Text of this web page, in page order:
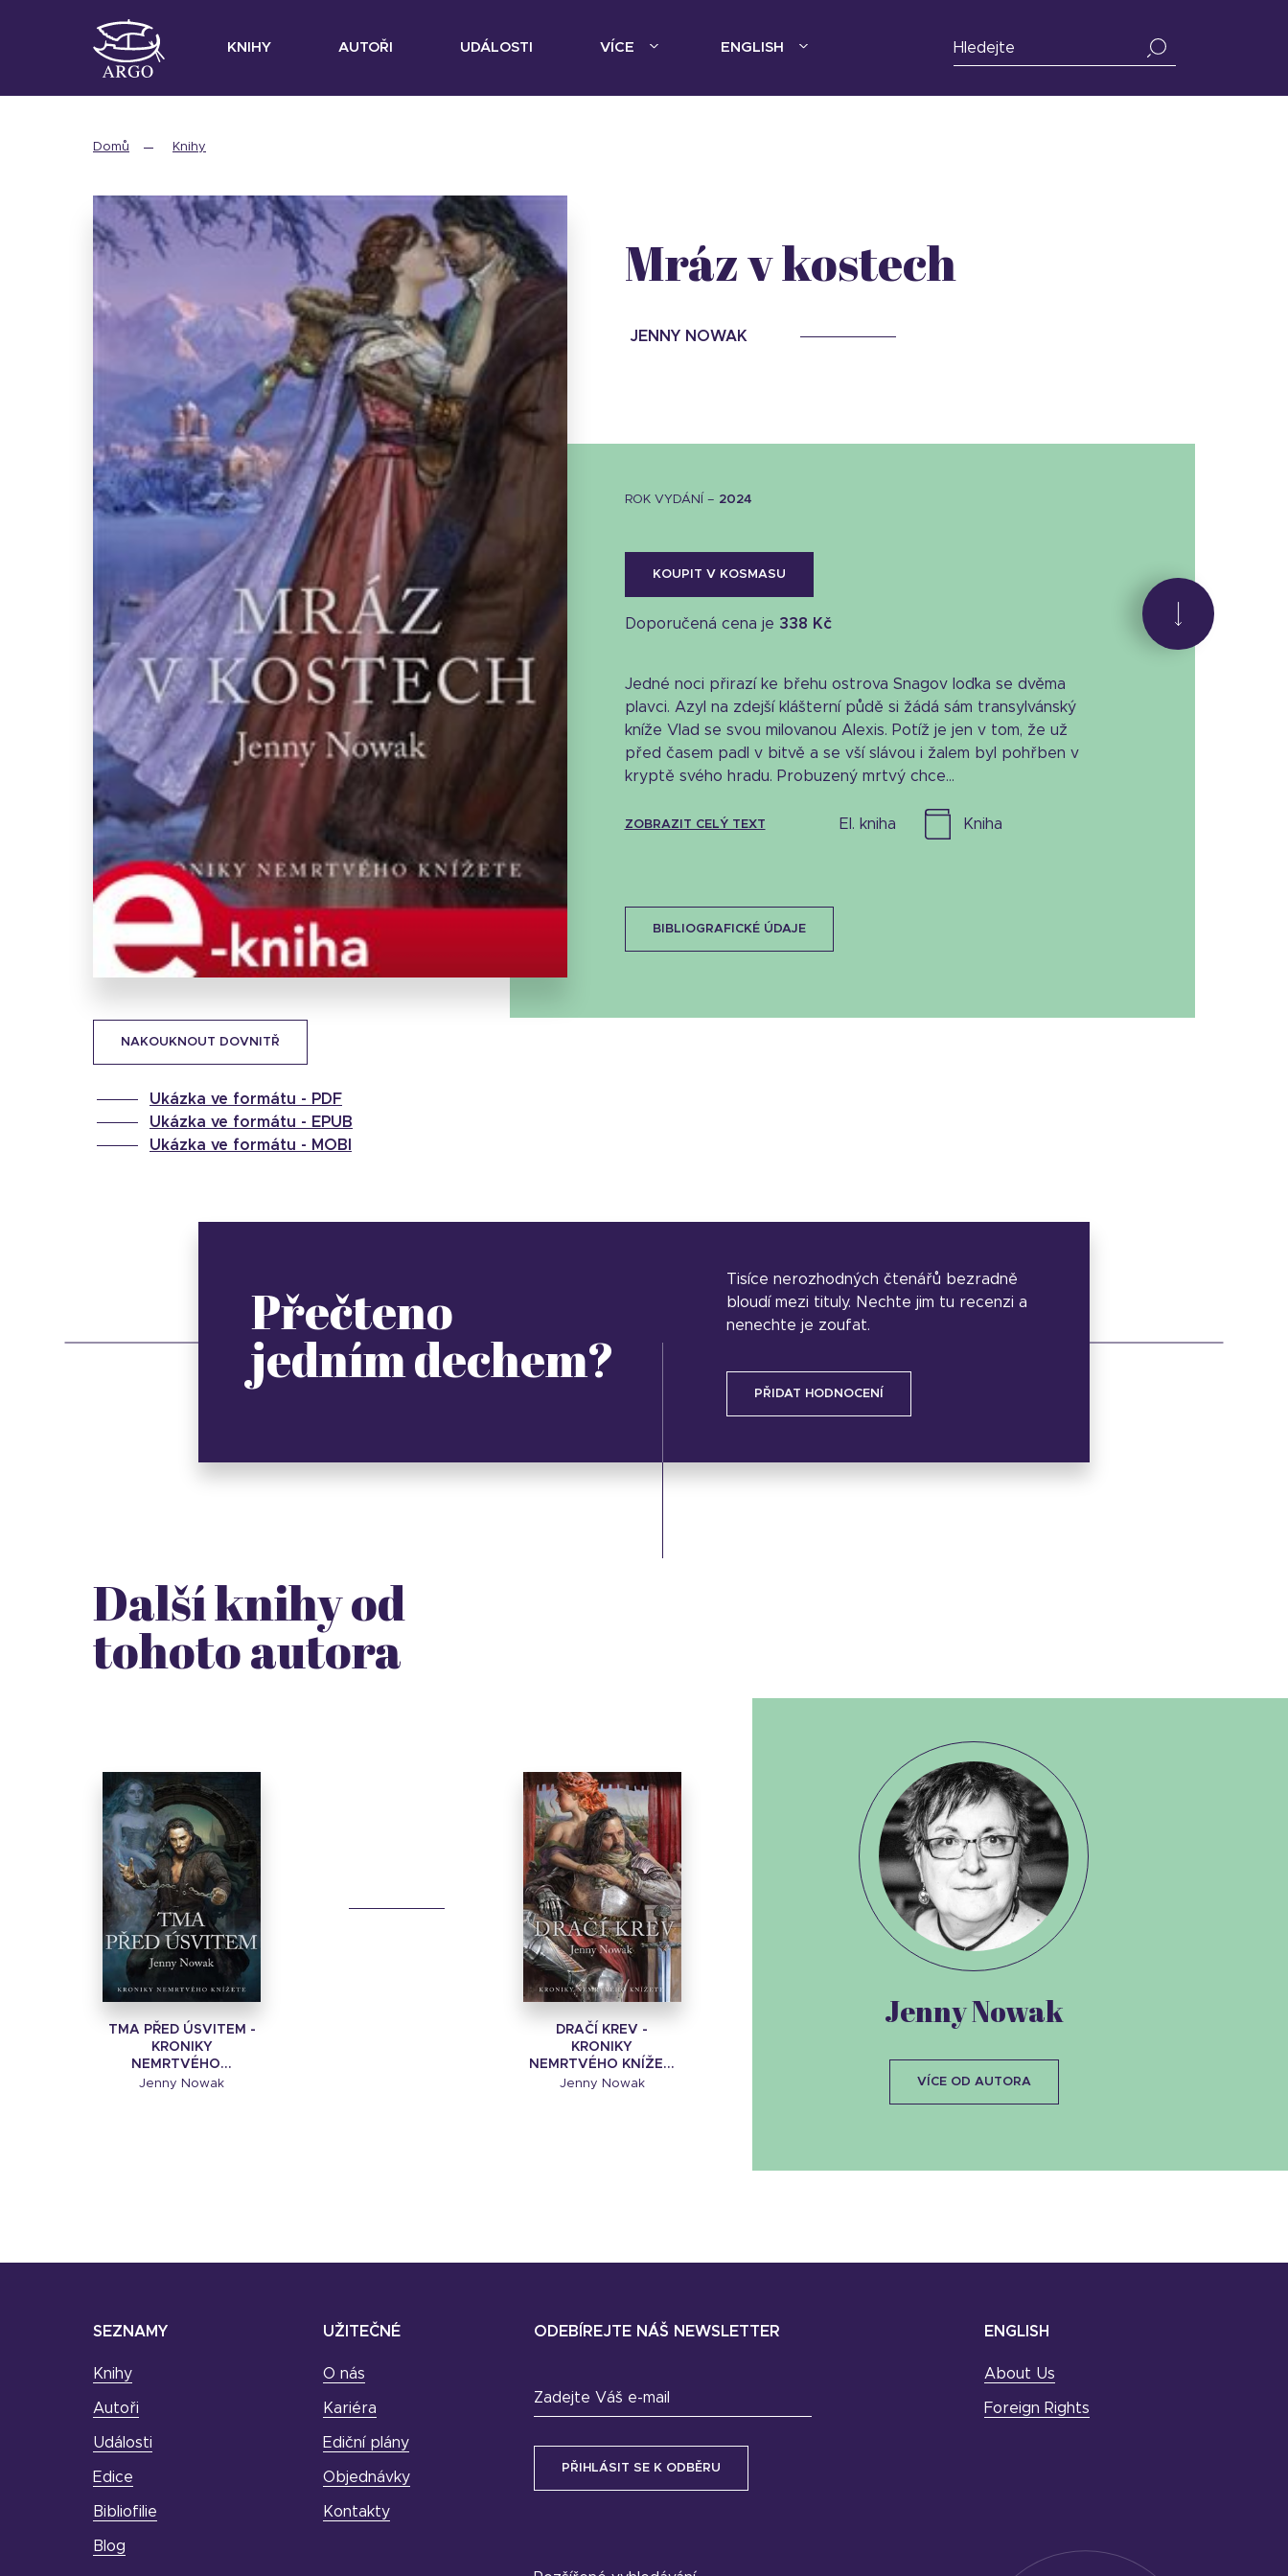
KNIHY AUTOŘI UDÁLOSTI VÍCE ENGLISH
Domů Knihy
Stáhnout obálku
NAKOUKNOUT DOVNITŘ
Ukázka ve formátu - PDF
Ukázka ve formátu - EPUB
Ukázka ve formátu - MOBI
Mráz v kostech
JENNY NOWAK
ROK VYDÁNÍ – 2024
KOUPIT V KOSMASU
Doporučená cena je 338 Kč
Jedné noci přirazí ke břehu ostrova Snagov loďka se dvěma
plavci. Azyl na zdejší klášterní půdě si žádá sám transylvánský
kníže Vlad se svou milovanou Alexis. Potíž je jen v tom, že už
před časem padl v bitvě a se vší slávou i žalem byl pohřben v
kryptě svého hradu. Probuzený mrtvý chce...
ZOBRAZIT CELÝ TEXT el. kniha kniha
BIBLIOGRAFICKÉ ÚDAJE
Přečteno
jedním dechem?
Tisíce nerozhodných čtenářů bezradně
bloudí mezi tituly. Nechte jim tu recenzi a
nenechte je zoufat.
PŘIDAT HODNOCENÍ
Další knihy od
tohoto autora
TMA PŘED ÚSVITEM -
KRONIKY
NEMRTVÉHO...
Jenny Nowak
DRAČÍ KREV -
KRONIKY
NEMRTVÉHO KNÍŽE...
Jenny Nowak
Jenny Nowak
VÍCE OD AUTORA
SEZNAMY
Knihy
Autoři
Události
Edice
Bibliofilie
Blog
UŽITEČNÉ
O nás
Kariéra
Ediční plány
Objednávky
Kontakty
ODEBÍREJTE NÁŠ NEWSLETTER
Zadejte Váš e-mail
ENGLISH
About Us
Foreign Rights